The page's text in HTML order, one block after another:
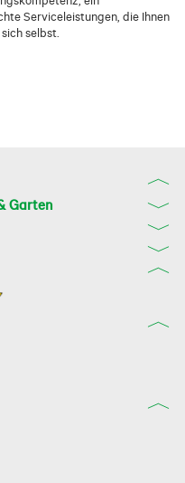
Serviceleistungen, die Ihnen
selbst.
Garten